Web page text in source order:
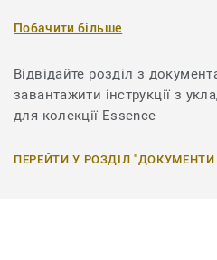
Побачити більше
Відвідайте розділ з
завантажити інструкції з
для колекції Essence
ПЕРЕЙТИ У РОЗДІЛ